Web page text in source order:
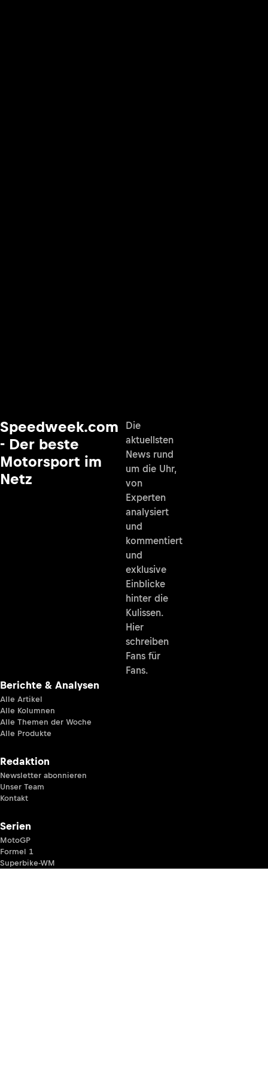
Speedweek.com
- Der beste
Motorsport im
Netz
Die
aktuellsten
News rund
um die Uhr,
von
Experten
analysiert
und
kommentiert
und
exklusive
Einblicke
hinter die
Kulissen.
Hier
schreiben
Fans für
Fans.
Berichte & Analysen
Alle Artikel
Alle Kolumnen
Alle Themen der Woche
Alle Produkte
Redaktion
Newsletter abonnieren
Unser Team
Kontakt
Serien
MotoGP
Formel 1
Superbike-WM